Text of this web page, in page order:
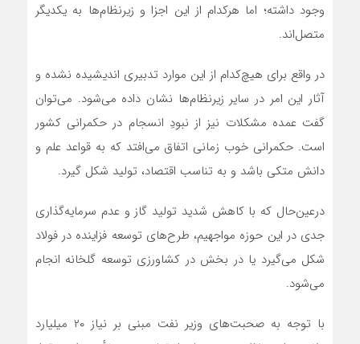
وجود داشته؛ اما هرکدام از این اجزا و زیرنظام‌ها به یکدیگر
متصل‌اند.
در واقع برای هیچ‌کدام از این موارد تدبیری اندیشیده نشده و
آثار این امر در سایر زیرنظام‌ها نشان داده می‌شود. می‌توان
گفت عمده مشکلات نیز از نبودِ انسجام در حکمرانی کشور
است. حکمرانی خوب زمانی اتفاق می‌افتد که به قواعد علم و
دانش متکی باشد و به تناسب اقتصاد، تولید شکل گیرد.
درعین‌حال که با کاهش شدید تولید گاز و عدم سرمایه‌گذاری
جدی در این حوزه مواجهیم، طرح‌های توسعه فزاینده در فولاد
شکل می‌گیرد یا در بخش در کشاورزی توسعه گلخانه انجام
می‌شود.
با توجه به صحبت‌های وزیر نفت مبنی بر نیاز ۲۰ میلیارد